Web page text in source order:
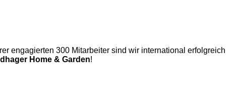
engagierten 300 Mitarbeiter sind wir international erfolgreich
Home & Garden!